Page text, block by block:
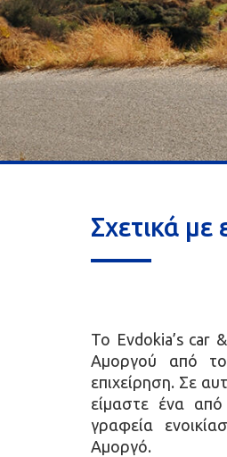
Σχετικά με
Το Evdokia’s car
Αμοργού από το
επιχείρηση. Σε
είμαστε ένα
γραφεία
Αμοργό.